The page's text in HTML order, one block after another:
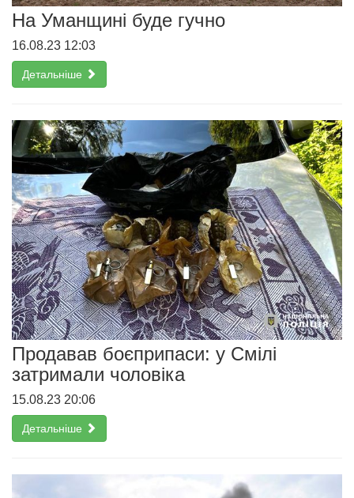
На Уманщині буде гучно
16.08.23 12:03
Детальніше
Продавав боєприпаси: у Смілі
затримали чоловіка
15.08.23 20:06
Детальніше